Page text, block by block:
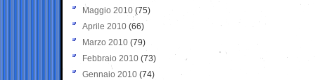
Maggio 2010 (75)
Aprile 2010 (66)
Marzo 2010 (79)
Febbraio 2010 (73)
Gennaio 2010 (74)